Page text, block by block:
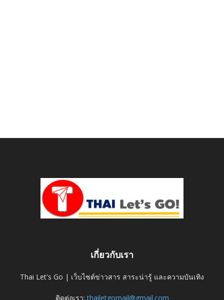
เกี่ยวกับเรา
Thai Let's Go | เว็บไซต์ข่าวสาร สาระน่ารู้ และความบันเทิง
ติดต่อเรา:thailetgomail@gmail.com